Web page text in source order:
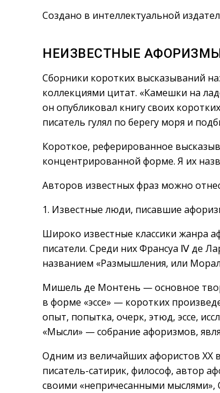
Создано в интеллектуальной
НЕИЗВЕСТНЫЕ
Сборники коротких высказываний
коллекциями цитат. «Камешки на
он опубликовал книгу своих
писатель гулял по берегу моря и
Короткое, реферированное
концентрированной форме. Я их
Авторов известных фраз можно
1. Известные люди, писавшие
Широко известные классики жанра
писатели. Среди них Франсуа Ⅳ де
названием «Размышления, или
Мишель де Монтень — основное
в форме «эссе» — коротких
опыт, попытка, очерк, этюд, эссе,
«Мысли» — собрание афоризмов,
Одним из величайших афористов XX
писатель-сатирик, философ, автор
своими «непричесанными